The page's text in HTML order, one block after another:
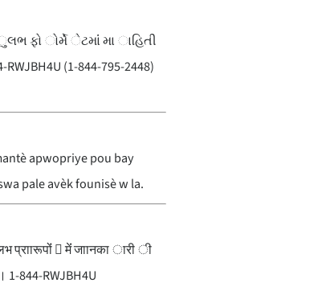
ુલભ ફો ોર્મે ેટમાંં મા ાહિતી
(1-844-795-2448)
apwopriye pou bay
pale avèk founisè w la.
􀅃 मेंं जाानका ारी ी
RWJBH4U